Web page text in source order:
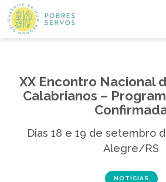
XX Encontro Nacional
Calabrianos –
Dias 18 e 19 de setembro
Alegre/RS
NOTÍCIAS